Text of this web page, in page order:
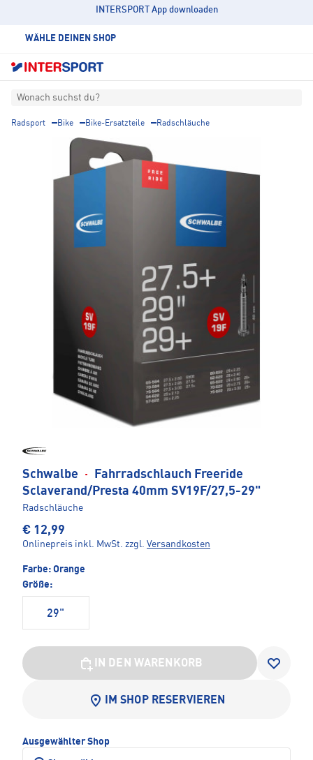
INTERSPORT App downloaden
WÄHLE DEINEN SHOP
Wonach suchst du?
Radsport Bike Bike-Ersatzteile Radschläuche
Schwalbe ·
Fahrradschlauch Freeride
Sclaverand/Presta 40mm SV19F/27,5-29"
Radschläuche
€ 12,99
Onlinepreis inkl. MwSt. zzgl. Versandkosten
Farbe: Orange
Größe:
29"
IN DEN WARENKORB
IM SHOP RESERVIEREN
Ausgewählter Shop